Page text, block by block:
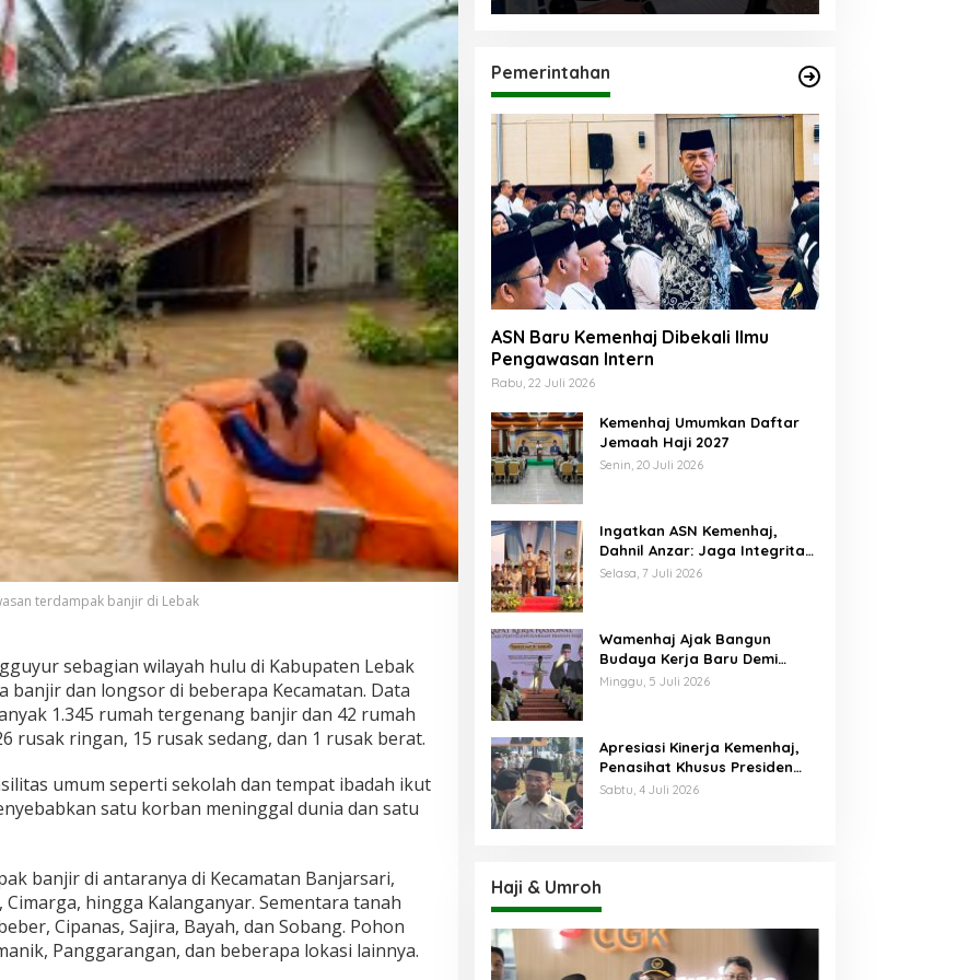
terdampak banjir di Lebak
sebagian wilayah hulu di Kabupaten Lebak
banjir dan longsor di beberapa Kecamatan. Data
1.345 rumah tergenang banjir dan 42 rumah
rusak ringan, 15 rusak sedang, dan 1 rusak berat.
umum seperti sekolah dan tempat ibadah ikut
satu korban meninggal dunia dan satu
banjir di antaranya di Kecamatan Banjarsari,
hingga Kalanganyar. Sementara tanah
Cipanas, Sajira, Bayah, dan Sobang. Pohon
Panggarangan, dan beberapa lokasi lainnya.
Pemerintahan
ASN Baru Kemenhaj Dibekali Ilmu
Pengawasan Intern
Rabu, 22 Juli 2026
Kemenhaj Umumkan Daftar
Jemaah Haji 2027
Senin, 20 Juli 2026
Ingatkan ASN Kemenhaj,
Dahnil Anzar: Jaga Integritas,
Hentikan Praktik Menjadikan
Selasa, 7 Juli 2026
Wamenhaj Ajak Bangun
Budaya Kerja Baru Demi
Pelayanan Terbaik bagi
Minggu, 5 Juli 2026
Apresiasi Kinerja Kemenhaj,
Penasihat Khusus Presiden
Nilai Transisi
Sabtu, 4 Juli 2026
Haji & Umroh